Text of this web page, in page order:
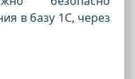
в базу 1С, через